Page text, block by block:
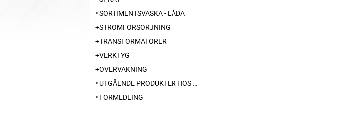
SORTIMENTSVÄSKA - LÅDA
STRÖMFÖRSÖRJNING
TRANSFORMATORER
VERKTYG
ÖVERVAKNING
UTGÅENDE PRODUKTER HOS LEVERANTÖR
FÖRMEDLING